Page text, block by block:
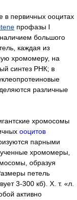
в первичных ооцитах
профазы I
большого
каждая из
хромомеру, на
синтез РНК; в
различные
хромосомы
ооцитов
парными
хромомеры,
образуя
петель
3-300 кб). Х. т. «л.
активно